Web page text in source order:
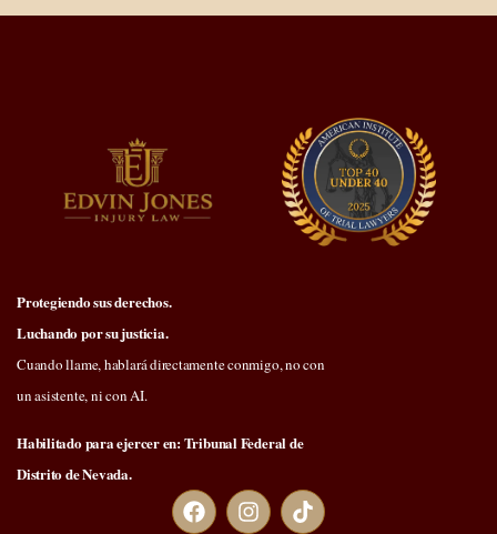
Protegiendo sus derechos.
Luchando por su justicia.
Cuando llame, hablará directamente conmigo, no con
un asistente, ni con AI.
Habilitado para ejercer en: Tribunal Federal de
Distrito de Nevada.